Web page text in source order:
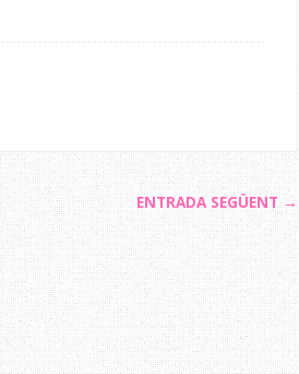
ENTRADA SEGÜENT →